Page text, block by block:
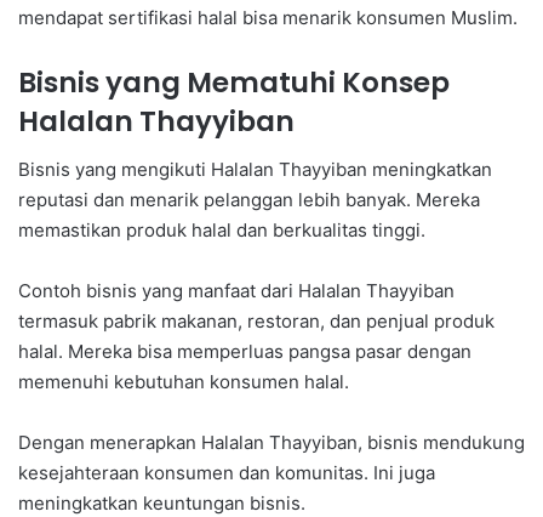
mendapat sertifikasi halal bisa menarik konsumen Muslim.
Bisnis yang Mematuhi Konsep
Halalan Thayyiban
Bisnis yang mengikuti Halalan Thayyiban meningkatkan
reputasi dan menarik pelanggan lebih banyak. Mereka
memastikan produk halal dan berkualitas tinggi.
Contoh bisnis yang manfaat dari Halalan Thayyiban
termasuk pabrik makanan, restoran, dan penjual produk
halal. Mereka bisa memperluas pangsa pasar dengan
memenuhi kebutuhan konsumen halal.
Dengan menerapkan Halalan Thayyiban, bisnis mendukung
kesejahteraan konsumen dan komunitas. Ini juga
meningkatkan keuntungan bisnis.